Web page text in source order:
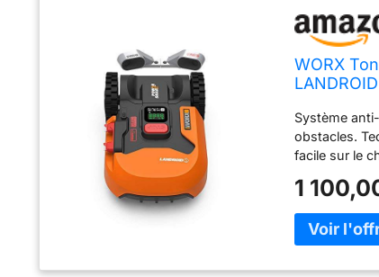
WORX
Collision)
Système
obstacles.
facile sur le
aucune
bouton
1 Câble
recharge,
Ah, 2 Fil
1